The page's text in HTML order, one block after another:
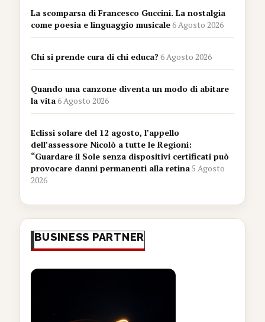
La scomparsa di Francesco Guccini. La nostalgia
come poesia e linguaggio musicale6 Agosto 2026
Chi si prende cura di chi educa?6 Agosto 2026
Quando una canzone diventa un modo di abitare
la vita6 Agosto 2026
Eclissi solare del 12 agosto, l’appello
dell’assessore Nicolò a tutte le Regioni:
“Guardare il Sole senza dispositivi certificati può
provocare danni permanenti alla retina5 Agosto
2026
BUSINESS PARTNER